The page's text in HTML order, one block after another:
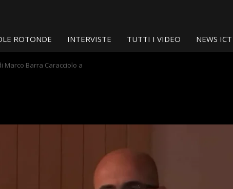
ROTONDE INTERVISTE TUTTI I VIDEO NEWS ICT
Marco Barra Caracciolo a